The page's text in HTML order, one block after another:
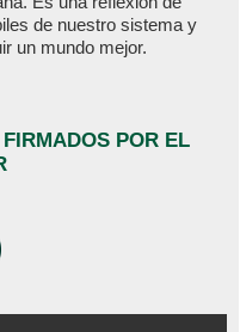
de nuestro sistema y
un mundo mejor.
POR EL